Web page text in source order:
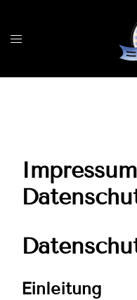
springen
Menü
Einleitung